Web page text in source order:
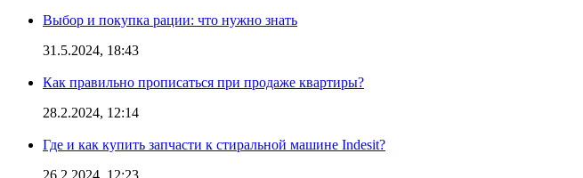
Выбор и покупка рации: что нужно знать
31.5.2024, 18:43
Как правильно прописаться при продаже квартиры?
28.2.2024, 12:14
Где и как купить запчасти к стиральной машине Indesit?
26.2.2024, 12:23